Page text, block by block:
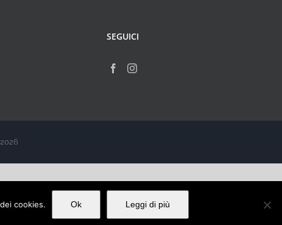
SEGUICI
cookies. Ok Leggi di più